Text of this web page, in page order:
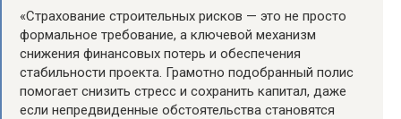
«Страхование строительных рисков — это не просто
формальное требование, а ключевой механизм
снижения финансовых потерь и обеспечения
стабильности проекта. Грамотно подобранный полис
помогает снизить стресс и сохранить капитал, даже
если непредвиденные обстоятельства становятся